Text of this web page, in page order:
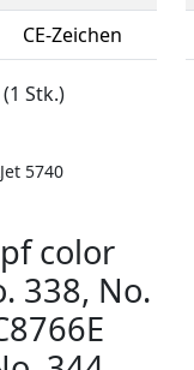
CE-Zeichen
Stk.)
5740
color
338, No.